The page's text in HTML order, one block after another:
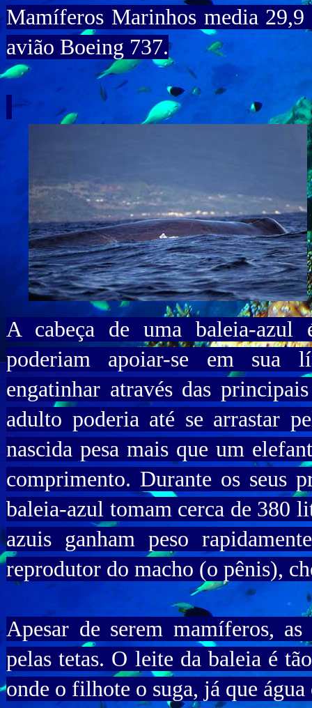
Mamíferos Marinhos media
avião Boeing 737.
A cabeça de uma baleia-azul
poderiam apoiar-se em sua
engatinhar através das
adulto poderia até se arrastar
nascida pesa mais que um
comprimento. Durante os seus
baleia-azul tomam cerca de 380
azuis ganham peso
reprodutor do macho (o pênis),
Apesar de serem mamíferos,
pelas tetas. O leite da baleia é
onde o filhote o suga, já que